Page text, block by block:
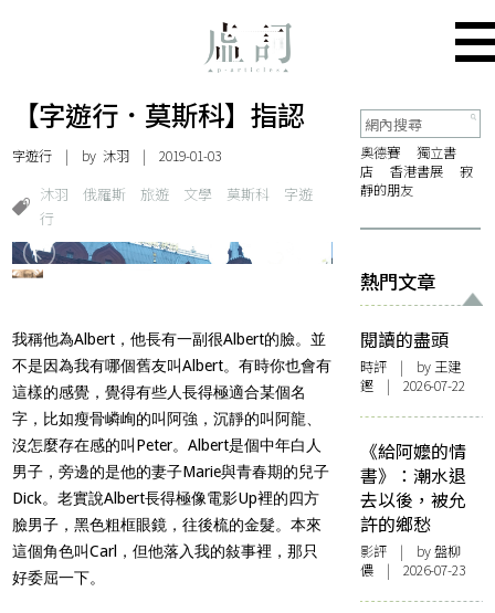
【字遊行．莫斯科】指認
字遊行 | by沐羽 | 2019-01-03
沐羽 俄羅斯 旅遊 文學 莫斯科
字遊
行
我稱他為Albert，他長有一副很Albert的臉。並
不是因為我有哪個舊友叫Albert。有時你也會有
這樣的感覺，覺得有些人長得極適合某個名
字，比如瘦骨嶙峋的叫阿強，沉靜的叫阿龍、
沒怎麼存在感的叫Peter。Albert是個中年白人
男子，旁邊的是他的妻子Marie與青春期的兒子
Dick。老實說Albert長得極像電影Up裡的四方
臉男子，黑色粗框眼鏡，往後梳的金髮。本來
這個角色叫Carl，但他落入我的敍事裡，那只
好委屈一下。
奧德賽
獨立書
店
香港書展
寂
靜的朋友
熱門文章
閱讀的盡頭
時評 | by 王建
鏗 | 2026-07-22
《給阿嬤的情
書》：潮水退
去以後，被允
許的鄉愁
影評 | by 盤柳
儂 | 2026-07-23